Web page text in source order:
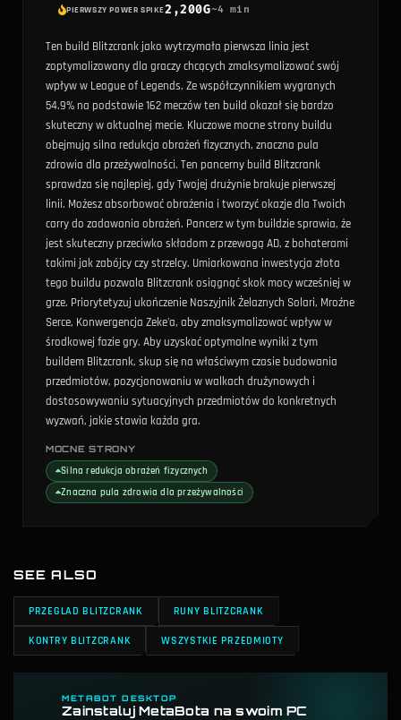
PIERWSZY POWER SPIKE2,200G~4 min
Ten build Blitzcrank jako wytrzymała pierwsza linia jest
zoptymalizowany dla graczy chcących zmaksymalizować swój
wpływ w League of Legends. Ze współczynnikiem wygranych
54.9% na podstawie 162 meczów ten build okazał się bardzo
skuteczny w aktualnej mecie. Kluczowe mocne strony buildu
obejmują silna redukcja obrażeń fizycznych, znaczna pula
zdrowia dla przeżywalności. Ten pancerny build Blitzcrank
sprawdza się najlepiej, gdy Twojej drużynie brakuje pierwszej
linii. Możesz absorbować obrażenia i tworzyć okazje dla Twoich
carry do zadawania obrażeń. Pancerz w tym buildzie sprawia, że
jest skuteczny przeciwko składom z przewagą AD, z bohaterami
takimi jak zabójcy czy strzelcy. Umiarkowana inwestycja złota
tego buildu pozwala Blitzcrank osiągnąć skok mocy wcześniej w
grze. Priorytetyzuj ukończenie Naszyjnik Żelaznych Solari, Mroźne
Serce, Konwergencja Zeke'a, aby zmaksymalizować wpływ w
środkowej fazie gry. Aby uzyskać optymalne wyniki z tym
buildem Blitzcrank, skup się na właściwym czasie budowania
przedmiotów, pozycjonowaniu w walkach drużynowych i
dostosowywaniu sytuacyjnych przedmiotów do konkretnych
wyzwań, jakie stawia każda gra.
MOCNE STRONY
Silna redukcja obrażeń fizycznych
Znaczna pula zdrowia dla przeżywalności
SEE ALSO
PRZEGLAD BLITZCRANK RUNY BLITZCRANK
KONTRY BLITZCRANK WSZYSTKIE PRZEDMIOTY
METABOT DESKTOP
Zainstaluj MetaBota na swoim PC